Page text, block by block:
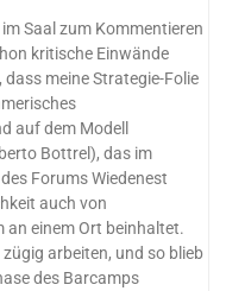
Saal zum Kommentieren
kritische Einwände
meine Strategie-Folie
auf dem Modell
Bottrel), das im
des Forums Wiedenest
auch von
einem Ort beinhaltet.
zügig arbeiten, und so blieb
des Barcamps